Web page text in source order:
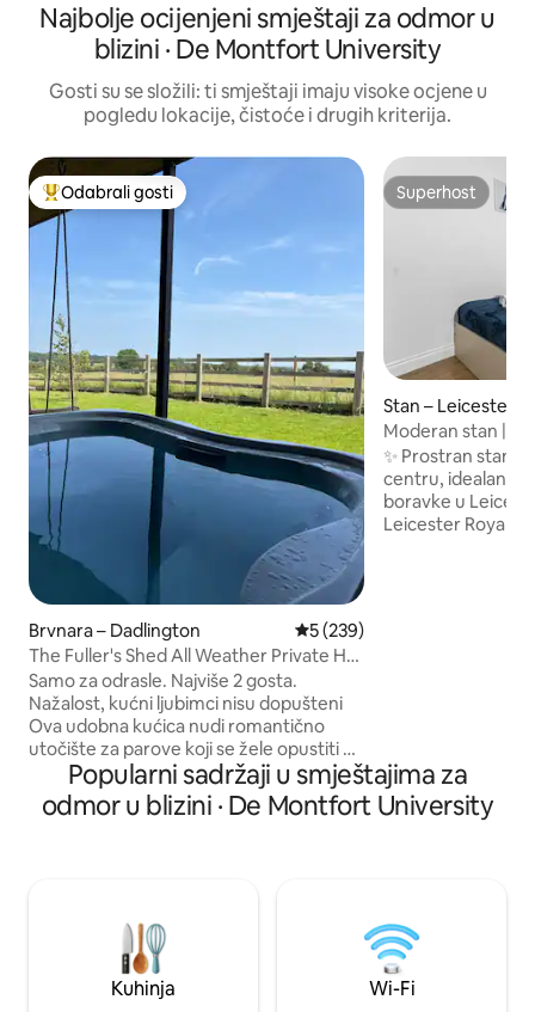
Najbolje ocijenjeni smještaji za odmor u
blizini · De Montfort University
Gosti su se složili: ti smještaji imaju visoke ocjene u
pogledu lokacije, čistoće i drugih kriterija.
Među najviše rangiranima s oznakom „Odabrali gosti”
Odabrali gosti
Brvnara – Dadlington Prosječna ocjena: 5/5,
5 (239)
The Fuller's Shed All Weather Private Hot
Tub
Samo za odrasle. Najviše 2 gosta.
Nažalost, kućni ljubimci nisu dopušteni
Ova udobna kućica nudi romantično
utočište za parove koji se žele opustiti u
miru. Luksuzni interijer uređen je tako da
impresionira i pruža svaku udobnost. Na
natkrivenoj terasi nalazi se privatna
ovo je idealno mirno mjesto s prekrasnim
zalascima sunca i pogledom na valoviti
krajolik, konje, ovce i alpake.
Superhost
Superhost
Stan – Leicester
Moderan stan | U
sveučilišta
✨ Prostran stan s
centru, idealan
boravke u Leicesteru. 🏙️ U blizini
Leicester Royal
Popularni sadržaji u smještajima za
odmor u blizini · De Montfort University
Kuhinja Wi-Fi